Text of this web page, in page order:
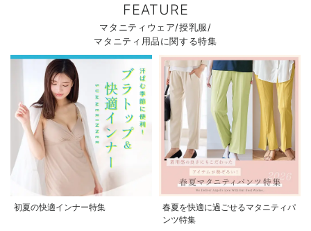
FEATURE
マタニティウェア/授乳服/
マタニティ用品に関する特集
初夏の快適インナー特集
春夏を快適に過ごせるマタニティパ
ンツ特集